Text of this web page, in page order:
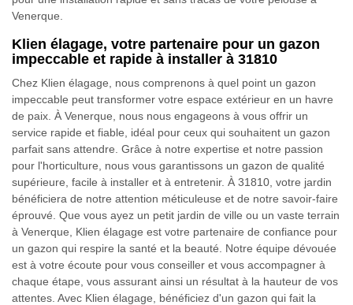
Venerque.
Klien élagage, votre partenaire pour un gazon
impeccable et rapide à installer à 31810
Chez Klien élagage, nous comprenons à quel point un gazon
impeccable peut transformer votre espace extérieur en un havre
de paix. À Venerque, nous nous engageons à vous offrir un
service rapide et fiable, idéal pour ceux qui souhaitent un gazon
parfait sans attendre. Grâce à notre expertise et notre passion
pour l'horticulture, nous vous garantissons un gazon de qualité
supérieure, facile à installer et à entretenir. À 31810, votre jardin
bénéficiera de notre attention méticuleuse et de notre savoir-faire
éprouvé. Que vous ayez un petit jardin de ville ou un vaste terrain
à Venerque, Klien élagage est votre partenaire de confiance pour
un gazon qui respire la santé et la beauté. Notre équipe dévouée
est à votre écoute pour vous conseiller et vous accompagner à
chaque étape, vous assurant ainsi un résultat à la hauteur de vos
attentes. Avec Klien élagage, bénéficiez d'un gazon qui fait la